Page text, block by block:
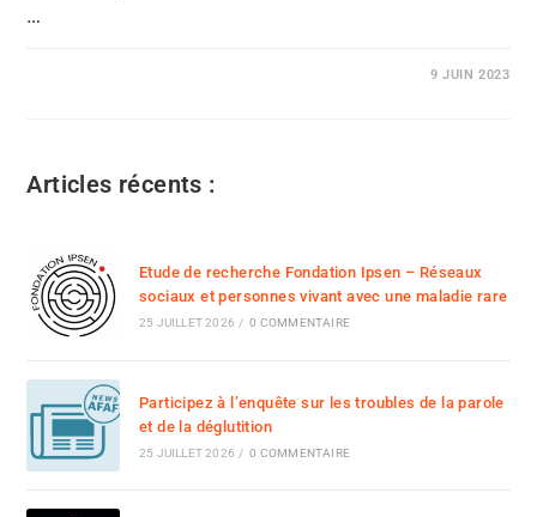
…
9 JUIN 2023
Articles récents :
Etude de recherche Fondation Ipsen – Réseaux
sociaux et personnes vivant avec une maladie rare
25 JUILLET 2026 / 0 COMMENTAIRE
Participez à l’enquête sur les troubles de la parole
et de la déglutition
25 JUILLET 2026 / 0 COMMENTAIRE